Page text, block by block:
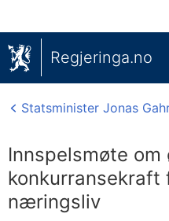
Regjeringa.no
Statsminister Jonas
Innspelsmøte om
konkurransekraft
næringsliv